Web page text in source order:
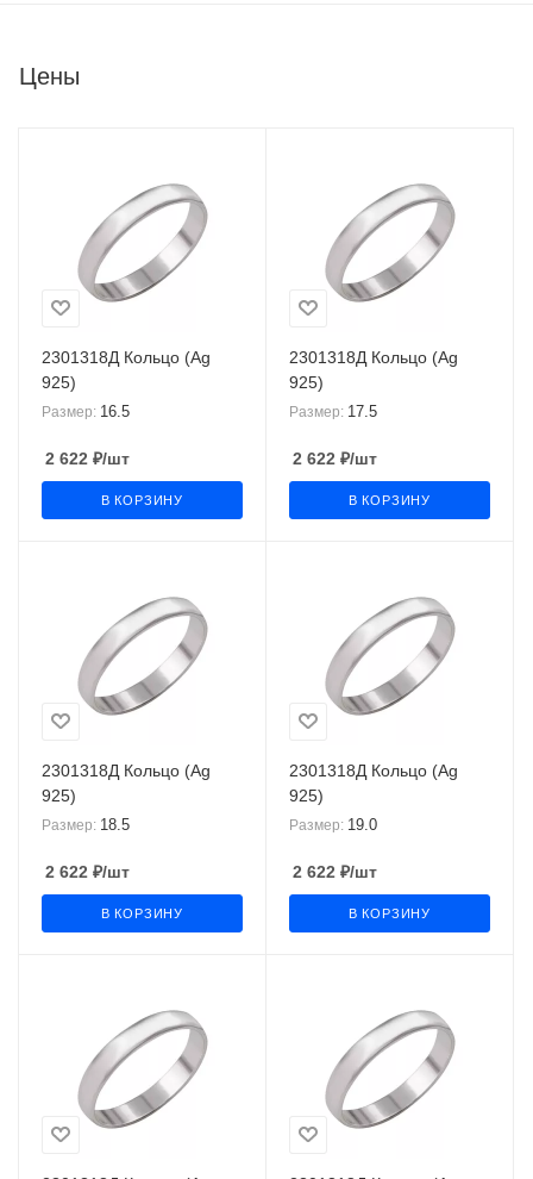
Цены
2301318Д Кольцо (Ag
925)
Размер: 16.5
2 622 ₽/шт
В КОРЗИНУ
2301318Д Кольцо (Ag
925)
Размер: 17.5
2 622 ₽/шт
В КОРЗИНУ
2301318Д Кольцо (Ag
925)
Размер: 18.5
2 622 ₽/шт
В КОРЗИНУ
2301318Д Кольцо (Ag
925)
Размер: 19.0
2 622 ₽/шт
В КОРЗИНУ